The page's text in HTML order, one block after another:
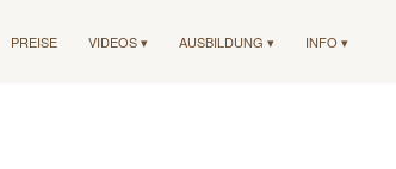
PREISE VIDEOS ▾ AUSBILDUNG ▾ INFO ▾